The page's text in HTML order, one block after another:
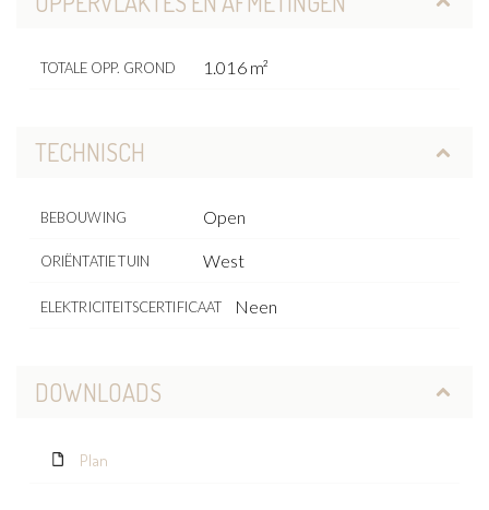
TOTALE OPP. GROND 1.016 m²
TECHNISCH
BEBOUWING Open
ORIËNTATIE TUIN West
ELEKTRICITEITSCERTIFICAAT Neen
DOWNLOADS
Plan